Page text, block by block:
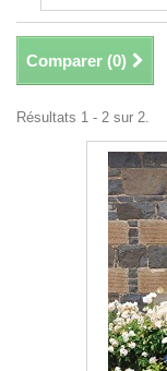
Comparer (0)
Résultats 1 - 2 sur 2.